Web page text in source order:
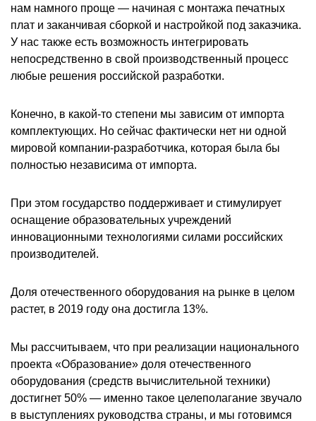
нам намного проще — начиная с монтажа печатных
плат и заканчивая сборкой и настройкой под заказчика.
У нас также есть возможность интегрировать
непосредственно в свой производственный процесс
любые решения российской разработки.
Конечно, в какой-то степени мы зависим от импорта
комплектующих. Но сейчас фактически нет ни одной
мировой компании-разработчика, которая была бы
полностью независима от импорта.
При этом государство поддерживает и стимулирует
оснащение образовательных учреждений
инновационными технологиями силами российских
производителей.
Доля отечественного оборудования на рынке в целом
растет, в 2019 году она достигла 13%.
Мы рассчитываем, что при реализации национального
проекта «Образование» доля отечественного
оборудования (средств вычислительной техники)
достигнет 50% — именно такое целеполагание звучало
в выступлениях руководства страны, и мы готовимся